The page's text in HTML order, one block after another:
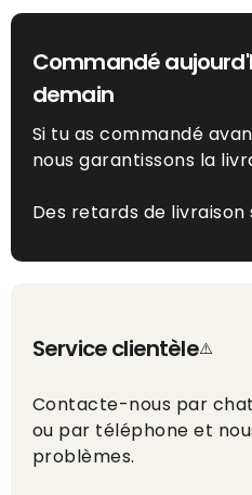
Commandé
demain
Si tu as commandé
nous garantissons la
Des retards de livraison
Service clientèle
Contacte-nous par
ou par téléphone et
problèmes.